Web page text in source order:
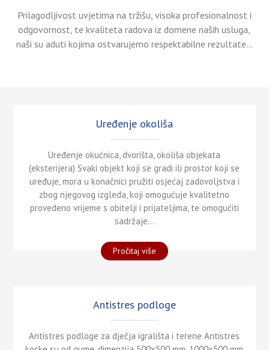
Prilagodljivost uvjetima na tržišu, visoka profesionalnost i
odgovornost, te kvaliteta radova iz domene naših usluga,
naši su aduti kojima ostvarujemo respektabilne rezultate...
Uređenje okoliša
Uređenje okućnica, dvorišta, okoliša objekata
(eksterijera) Svaki objekt koji se gradi ili prostor koji se
uređuje, mora u konačnici pružiti osjećaj zadovoljstva i
zbog njegovog izgleda, koji omogućuje kvalitetno
provedeno vrijeme s obitelji i prijateljima, te omogućiti
sadržaje...
Pročitaj više"Uređenje
okoliša"
Antistres podloge
Antistres podloge za dječja igrališta i terene Antistres